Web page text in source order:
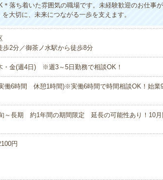
落ち着いた雰囲気の職場です。未経験歓迎のお仕事
大切に、未来につながる一歩を支えます。
歩2分／御茶ノ水駅から徒歩8分
・金(週4日) ※週3～5日勤務で相談OK！
働6時間 休憩1時間)※実働6時間で時間相談OK！始業
～長期 約1年間の期間限定 延長の可能性あり！10
円